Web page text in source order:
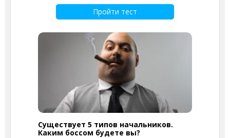
Пройти тест
Существует 5 типов начальников.
Каким боссом будете вы?